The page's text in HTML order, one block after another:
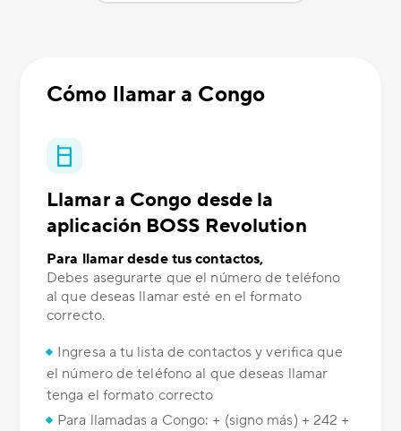
Cómo llamar a Congo
Llamar a Congo desde la
aplicación BOSS Revolution
Para llamar desde tus contactos,
Debes asegurarte que el número de teléfono
al que deseas llamar esté en el formato
correcto.
Ingresa a tu lista de contactos y verifica que
el número de teléfono al que deseas llamar
tenga el formato correcto
Para llamadas a Congo: + (signo más) + 242 +